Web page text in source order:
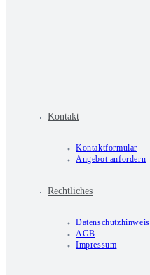
Kontakt
Kontaktformular
Angebot anfordern
Rechtliches
Datenschutzhinweis
AGB
Impressum